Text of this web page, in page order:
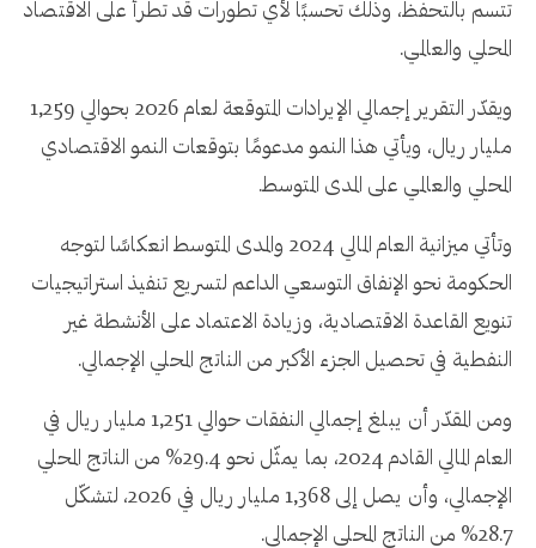
تتسم بالتحفظ، وذلك تحسبًا لأي تطورات قد تطرأ على الاقتصاد
المحلي والعالمي.
ويقدّر التقرير إجمالي الإيرادات المتوقعة لعام 2026 بحوالي 1,259
مليار ريال، ويأتي هذا النمو مدعومًا بتوقعات النمو الاقتصادي
المحلي والعالمي على المدى المتوسط.
وتأتي ميزانية العام المالي 2024 والمدى المتوسط انعكاسًا لتوجه
الحكومة نحو الإنفاق التوسعي الداعم لتسريع تنفيذ استراتيجيات
تنويع القاعدة الاقتصادية، وزيادة الاعتماد على الأنشطة غير
النفطية في تحصيل الجزء الأكبر من الناتج المحلي الإجمالي.
ومن المقدّر أن يبلغ إجمالي النفقات حوالي 1,251 مليار ريال في
العام المالي القادم 2024، بما يمثّل نحو 29.4% من الناتج المحلي
الإجمالي، وأن يصل إلى 1,368 مليار ريال في 2026، لتشكّل
28.7% من الناتج المحلي الإجمالي.